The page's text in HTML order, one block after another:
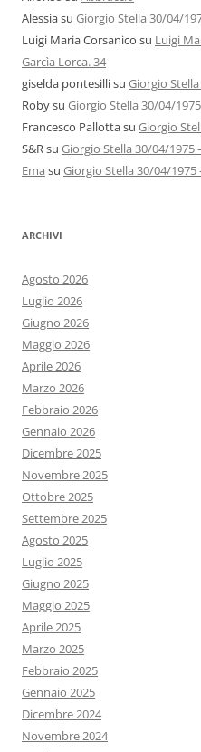
Alessiasu Giorgio Stella 30/04/
Luigi Maria Corsanico su Luigi
Garcìa Lorca. 34
giselda pontesillisu Giorgio
Robysu Giorgio Stella 30/04/
Francesco Pallottasu Giorgio
S&Rsu Giorgio Stella 30/04/1975
Ema su Giorgio Stella 30/04/1975
ARCHIVI
Agosto 2026
Luglio 2026
Giugno 2026
Maggio 2026
Aprile 2026
Marzo 2026
Febbraio 2026
Gennaio 2026
Dicembre 2025
Novembre 2025
Ottobre 2025
Settembre 2025
Agosto 2025
Luglio 2025
Giugno 2025
Maggio 2025
Aprile 2025
Marzo 2025
Febbraio 2025
Gennaio 2025
Dicembre 2024
Novembre 2024